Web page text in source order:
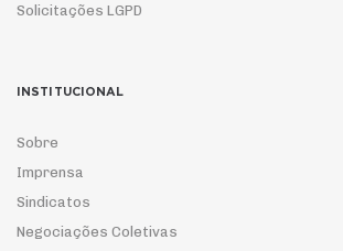
Solicitações LGPD
INSTITUCIONAL
Sobre
Imprensa
Sindicatos
Negociações Coletivas